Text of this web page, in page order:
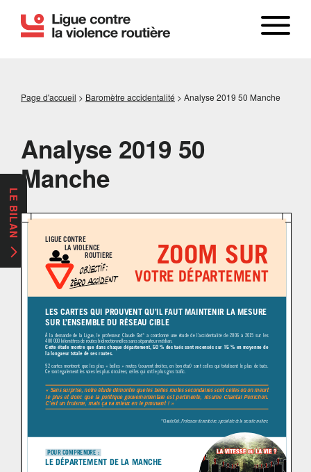
Page d'accueil > Baromètre accidentalité > Analyse 2019 50 Manche
Analyse 2019 50
Manche
LE BILAN